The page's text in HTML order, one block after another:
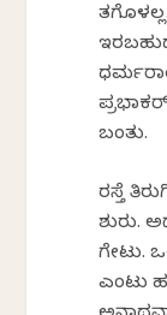
ಬಂತು.
ರಸ್ತೆ
ಶುರು.
ಗೇಟು.
ಎಂಟು